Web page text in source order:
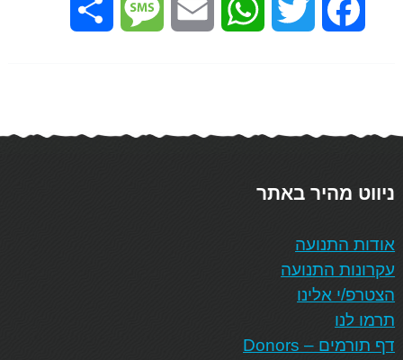
Facebook
Twitter
WhatsApp
Email
Message
ניווט מהיר באתר
אודות התנועה
עקרונות התנועה
הצטרפ/י אלינו
תרמו לנו
דף תורמים – Donors